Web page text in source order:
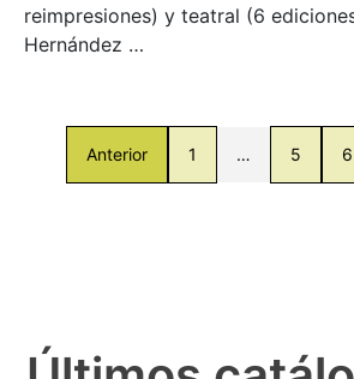
reimpresiones) y teatral (6
Hernández …
Anterior 1 … 5 6